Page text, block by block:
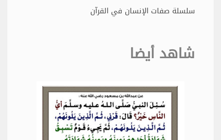
سلسلة صفات الإنسان في القرآن
شاهد أيضا